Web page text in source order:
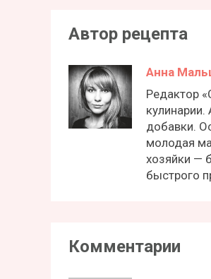
Автор рецепта
Анна
Редактор
кулинарии.
добавки.
молодая
хозяйки —
быстрого
Комментарии